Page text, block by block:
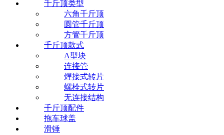
千斤顶类型
六角千斤顶
圆管千斤顶
方管千斤顶
千斤顶款式
A型块
连接管
焊接式转片
螺栓式转片
无连接结构
千斤顶配件
拖车球盖
滑锤